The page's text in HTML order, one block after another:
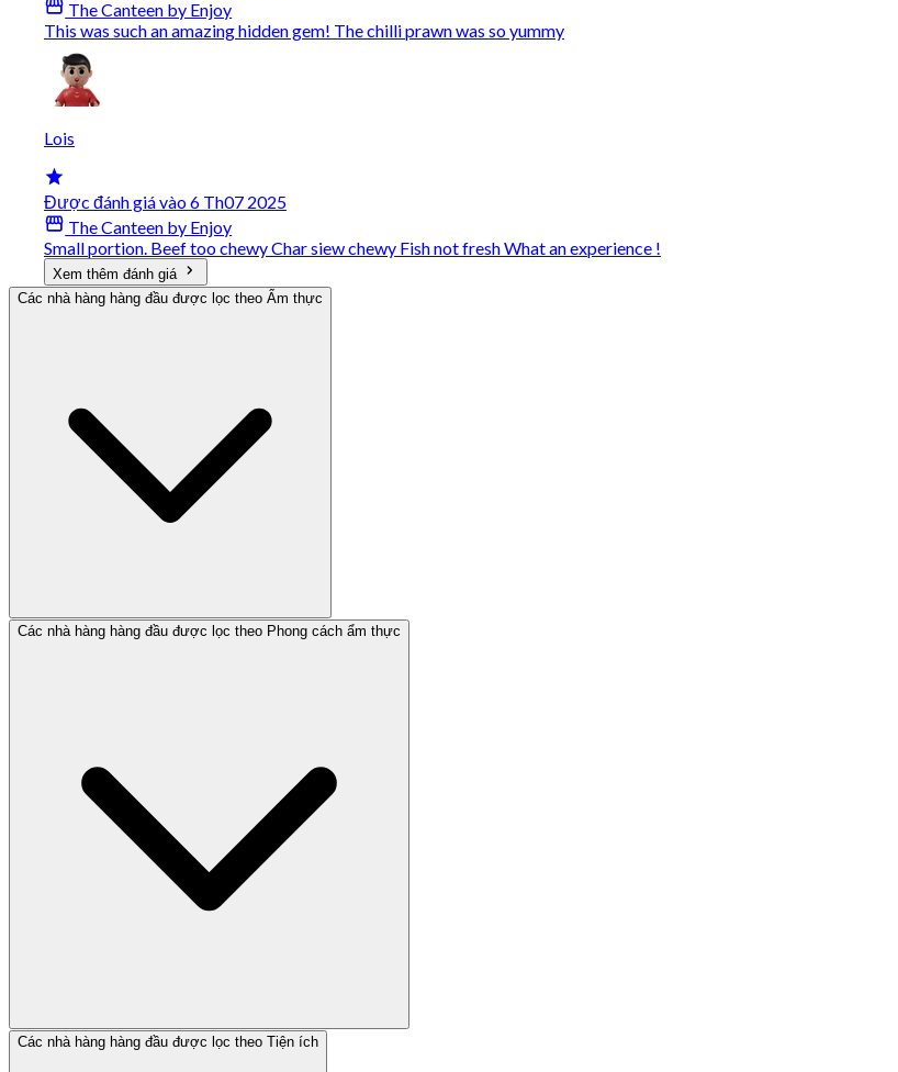
The Canteen by Enjoy
This was such an amazing hidden gem! The chilli prawn was so yummy
Lois
Được đánh giá vào 6 Th07 2025
The Canteen by Enjoy
Small portion. Beef too chewy Char siew chewy Fish not fresh What an experience !
Xem thêm đánh giá
Các nhà hàng hàng đầu được lọc theo Ẩm thực
Các nhà hàng hàng đầu được lọc theo Phong cách ẩm thực
Các nhà hàng hàng đầu được lọc theo Tiện ích